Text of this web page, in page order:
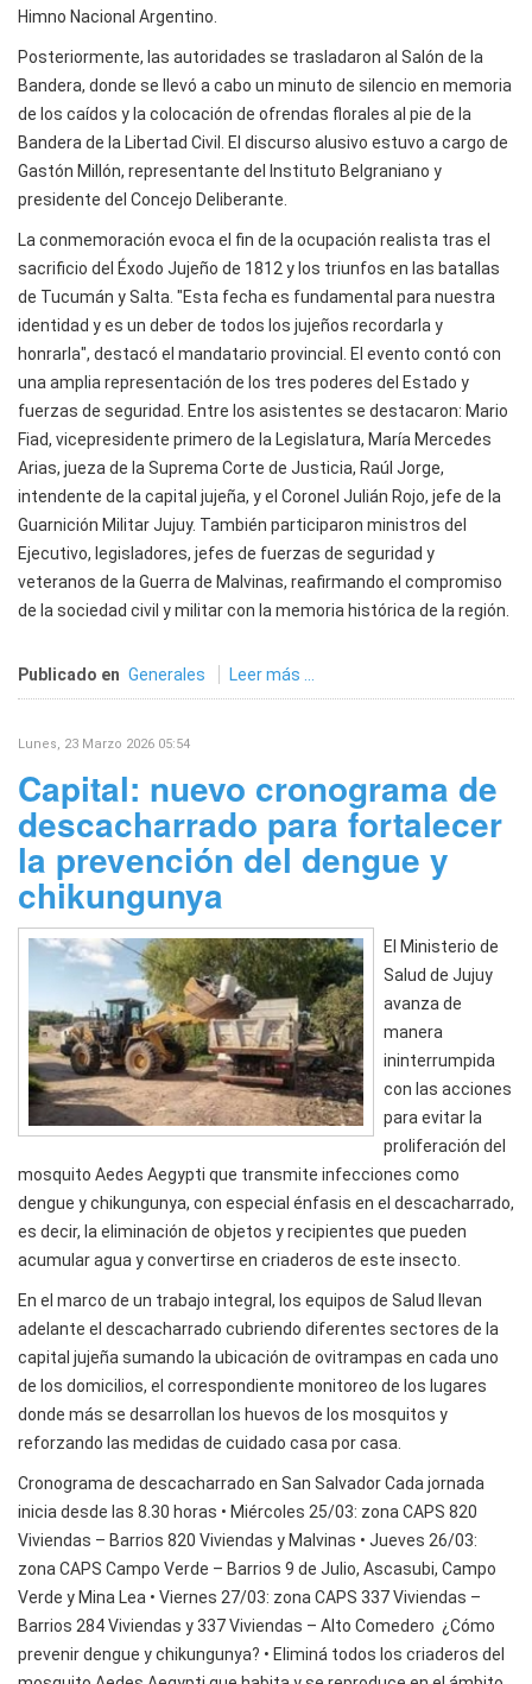
Himno Nacional Argentino.
Posteriormente, las autoridades se trasladaron al Salón de la
Bandera, donde se llevó a cabo un minuto de silencio en memoria
de los caídos y la colocación de ofrendas florales al pie de la
Bandera de la Libertad Civil. El discurso alusivo estuvo a cargo de
Gastón Millón, representante del Instituto Belgraniano y
presidente del Concejo Deliberante.
La conmemoración evoca el fin de la ocupación realista tras el
sacrificio del Éxodo Jujeño de 1812 y los triunfos en las batallas
de Tucumán y Salta. "Esta fecha es fundamental para nuestra
identidad y es un deber de todos los jujeños recordarla y
honrarla", destacó el mandatario provincial. El evento contó con
una amplia representación de los tres poderes del Estado y
fuerzas de seguridad. Entre los asistentes se destacaron: Mario
Fiad, vicepresidente primero de la Legislatura, María Mercedes
Arias, jueza de la Suprema Corte de Justicia, Raúl Jorge,
intendente de la capital jujeña, y el Coronel Julián Rojo, jefe de la
Guarnición Militar Jujuy. También participaron ministros del
Ejecutivo, legisladores, jefes de fuerzas de seguridad y
veteranos de la Guerra de Malvinas, reafirmando el compromiso
de la sociedad civil y militar con la memoria histórica de la región.
Publicado en Generales Leer más ...
Lunes, 23 Marzo 2026 05:54
Capital: nuevo cronograma de
descacharrado para fortalecer
la prevención del dengue y
chikungunya
El Ministerio de
Salud de Jujuy
avanza de
manera
ininterrumpida
con las acciones
para evitar la
proliferación del
mosquito Aedes Aegypti que transmite infecciones como
dengue y chikungunya, con especial énfasis en el descacharrado,
es decir, la eliminación de objetos y recipientes que pueden
acumular agua y convertirse en criaderos de este insecto.
En el marco de un trabajo integral, los equipos de Salud llevan
adelante el descacharrado cubriendo diferentes sectores de la
capital jujeña sumando la ubicación de ovitrampas en cada uno
de los domicilios, el correspondiente monitoreo de los lugares
donde más se desarrollan los huevos de los mosquitos y
reforzando las medidas de cuidado casa por casa.
Cronograma de descacharrado en San Salvador Cada jornada
inicia desde las 8.30 horas • Miércoles 25/03: zona CAPS 820
Viviendas – Barrios 820 Viviendas y Malvinas • Jueves 26/03:
zona CAPS Campo Verde – Barrios 9 de Julio, Ascasubi, Campo
Verde y Mina Lea • Viernes 27/03: zona CAPS 337 Viviendas –
Barrios 284 Viviendas y 337 Viviendas – Alto Comedero ¿Cómo
prevenir dengue y chikungunya? • Eliminá todos los criaderos del